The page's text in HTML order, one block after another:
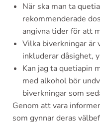
När ska man ta
rekommenderade
angivna tider för att
Vilka biverkningar är
inkluderar dåsighet,
Kan jag ta quetiapin
med alkohol bör
biverkningar som
Genom att vara
som gynnar deras